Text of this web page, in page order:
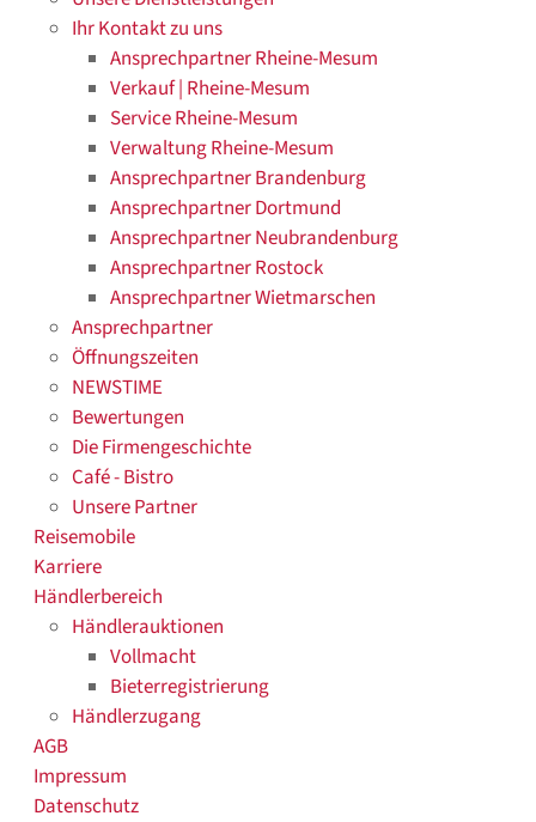
Ihr Kontakt zu uns
Ansprechpartner Rheine-Mesum
Verkauf | Rheine-Mesum
Service Rheine-Mesum
Verwaltung Rheine-Mesum
Ansprechpartner Brandenburg
Ansprechpartner Dortmund
Ansprechpartner Neubrandenburg
Ansprechpartner Rostock
Ansprechpartner Wietmarschen
Ansprechpartner
Öffnungszeiten
NEWSTIME
Bewertungen
Die Firmengeschichte
Café - Bistro
Unsere Partner
Reisemobile
Karriere
Händlerbereich
Händlerauktionen
Vollmacht
Bieterregistrierung
Händlerzugang
AGB
Impressum
Datenschutz